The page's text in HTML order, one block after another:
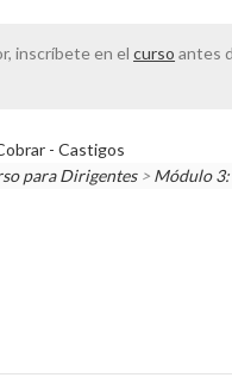
inscríbete en elcurso antes
- Castigos
para Dirigentes> Módulo 3: